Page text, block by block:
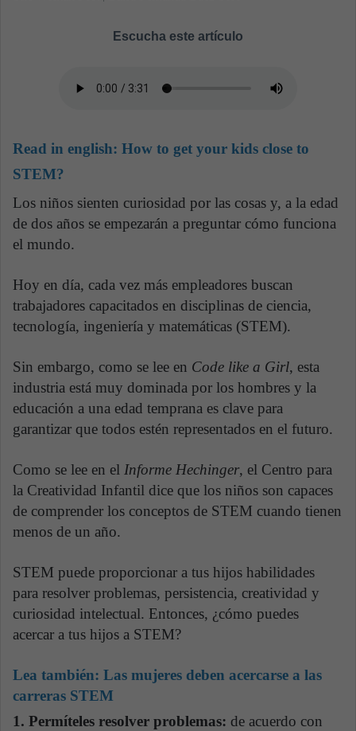
Escucha este artículo
Read in english: How to get your kids close to
STEM?
Los niños sienten curiosidad por las cosas y, a la edad
de dos años se empezarán a preguntar cómo funciona
el mundo.
Hoy en día, cada vez más empleadores buscan
trabajadores capacitados en disciplinas de ciencia,
tecnología, ingeniería y matemáticas (STEM).
Sin embargo, como se lee en Code like a Girl, esta
industria está muy dominada por los hombres y la
educación a una edad temprana es clave para
garantizar que todos estén representados en el futuro.
Como se lee en el Informe Hechinger, el Centro para
la Creatividad Infantil dice que los niños son capaces
de comprender los conceptos de STEM cuando tienen
menos de un año.
STEM puede proporcionar a tus hijos habilidades
para resolver problemas, persistencia, creatividad y
curiosidad intelectual. Entonces, ¿cómo puedes
acercar a tus hijos a STEM?
Lea también: Las mujeres deben acercarse a las
carreras STEM
1. Permíteles resolver problemas: de acuerdo con